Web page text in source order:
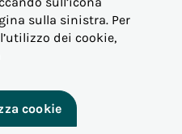
sulla sinistra. Per
dei cookie,
cookie